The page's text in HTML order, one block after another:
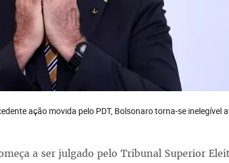
ação movida pelo PDT, Bolsonaro torna-se inelegível
a ser julgado pelo Tribunal Superior